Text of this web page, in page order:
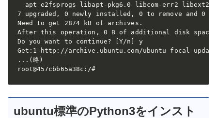
apt e2fsprogs libapt-pkg6.0 libcom-err2
7 upgraded, 0 newly installed, 0 to remove and 0
Need to get 2874 kB of archives.
After this operation, 0 B of additional disk space
Do you want to continue? [Y/n] y
Get:1 http://archive.ubuntu.com/ubuntu focal-
...(略)
root@457cbb65a38c:/#
ubuntu標準のPython3をインスト